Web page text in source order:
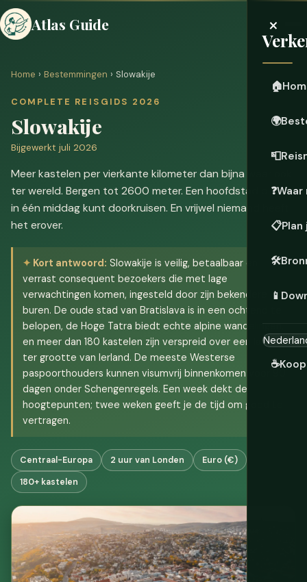
Atlas Guide ×
🏠
🌍
📮
❓
📋Plan
🛠️
📱
☕
Home › Bestemmingen › Slowakije
COMPLETE REISGIDS 2026
Slowakije
Bijgewerkt juli 2026
Meer kastelen per vierkante kilometer dan bijna waar ook
ter wereld. Bergen tot 2600 meter. Een hoofdstad die je
in één middag kunt doorkruisen. En vrijwel niemand heeft
het erover.
Kort antwoord: Slowakije is veilig, betaalbaar en
verrast consequent bezoekers die met lage
verwachtingen komen, ingesteld door zijn bekendere
buren. De oude stad van Bratislava is in een ochtend te
belopen, de Hoge Tatra biedt echte alpine wandelingen,
en meer dan 180 kastelen zijn verspreid over een land
ter grootte van Ierland. De meeste Westerse
paspoorthouders kunnen visumvrij binnenkomen voor 90
dagen onder Schengenregels. Een week dekt de
hoogtepunten; twee weken geeft je de tijd om goed te
vertragen.
Centraal-Europa 2 uur van Londen
Euro (€)
180+ kastelen